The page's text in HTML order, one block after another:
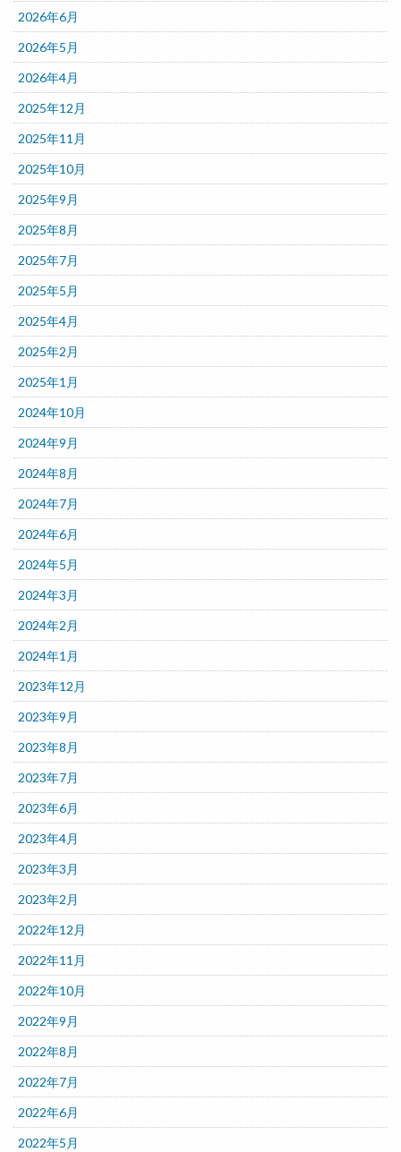
2026年6月
2026年5月
2026年4月
2025年12月
2025年11月
2025年10月
2025年9月
2025年8月
2025年7月
2025年5月
2025年4月
2025年2月
2025年1月
2024年10月
2024年9月
2024年8月
2024年7月
2024年6月
2024年5月
2024年3月
2024年2月
2024年1月
2023年12月
2023年9月
2023年8月
2023年7月
2023年6月
2023年4月
2023年3月
2023年2月
2022年12月
2022年11月
2022年10月
2022年9月
2022年8月
2022年7月
2022年6月
2022年5月